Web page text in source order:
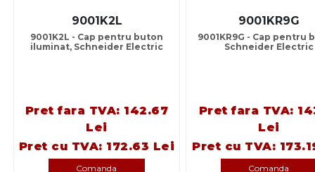
9001K2L
9001K2L - Cap pentru buton
iluminat, Schneider Electric
Pret fara TVA: 142.67
Lei
Pret cu TVA: 172.63 Lei
Comanda
9001KR9G
9001KR9G - Cap pentru
Schneider Electric
Pret fara TVA:
Lei
Pret cu TVA:
Comanda